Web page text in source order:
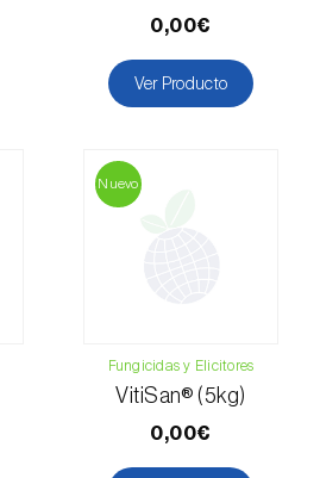
0,00€
Ver Producto
Nuevo
Fungicidas y Elicitores
VitiSan® (5kg)
0,00€